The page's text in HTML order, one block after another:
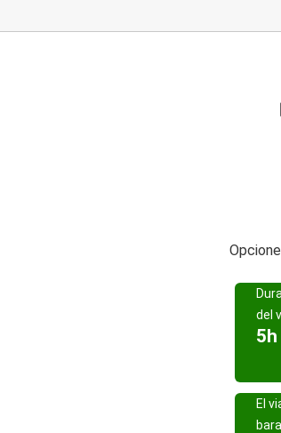
del
El